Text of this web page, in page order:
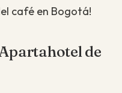
café en Bogotá!
de